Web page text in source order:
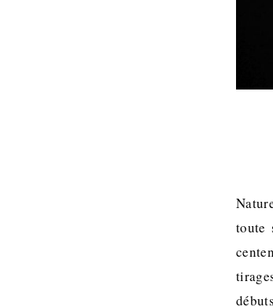
toute